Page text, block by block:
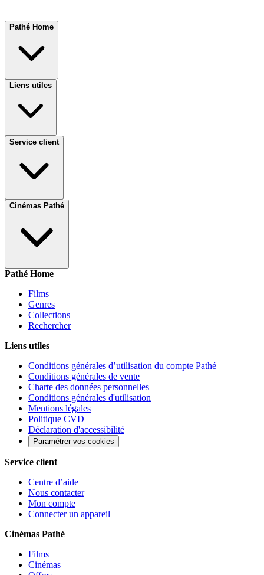
Pathé Home
Liens utiles
Service client
Cinémas Pathé
Pathé Home
Films
Genres
Collections
Rechercher
Liens utiles
Conditions générales d’utilisation du compte Pathé
Conditions générales de vente
Charte des données personnelles
Conditions générales d'utilisation
Mentions légales
Politique CVD
Déclaration d'accessibilité
Paramétrer vos cookies
Service client
Centre d’aide
Nous contacter
Mon compte
Connecter un appareil
Cinémas Pathé
Films
Cinémas